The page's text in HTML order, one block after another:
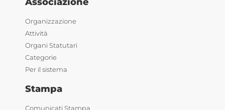
Organizzazione
Attività
Organi Statutari
Categorie
Per il sistema
Stampa
Comunicati Stampa